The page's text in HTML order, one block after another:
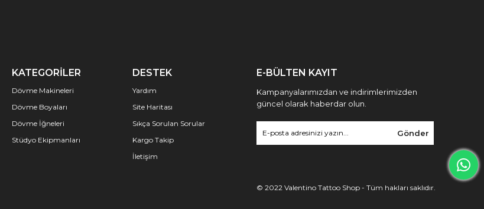
KATEGORİLER
Dövme Makineleri
Dövme Boyaları
Dövme İğneleri
Stüdyo Ekipmanları
DESTEK
Yardım
Site Haritası
Sıkça Sorulan Sorular
Kargo Takip
İletişim
E-BÜLTEN KAYIT
Kampanyalarımızdan ve indirimlerimizden
güncel olarak haberdar olun.
Gönder
© 2022 Valentino Tattoo Shop - Tüm hakları saklıdır.